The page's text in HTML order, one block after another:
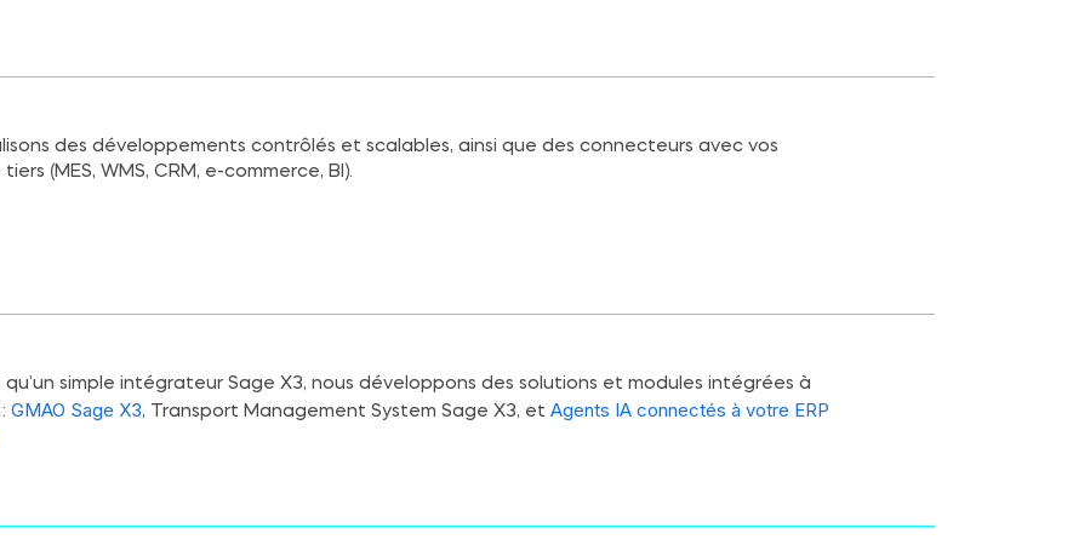
des développements contrôlés et scalables, ainsi que des connecteurs avec vos
(MES, WMS, CRM, e-commerce, BI).
qu’un simple intégrateur Sage X3, nous développons des solutions et modules intégrées à
:GMAO Sage X3, Transport Management System Sage X3, etAgents IA connectés à votre ERP